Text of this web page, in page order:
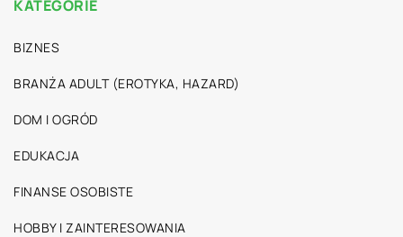
KATEGORIE
BIZNES
BRANŻA ADULT (EROTYKA, HAZARD)
DOM I OGRÓD
EDUKACJA
FINANSE OSOBISTE
HOBBY I ZAINTERESOWANIA